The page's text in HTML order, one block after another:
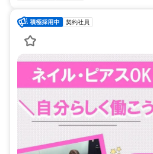
契約社員